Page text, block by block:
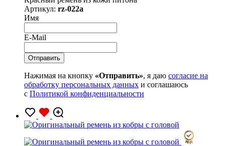
Артикул: rz-022a
Имя
E-Mail
Нажимая на кнопку «Отправить», я даю согласие на
обработку персональных данных и соглашаюсь
с Политикой конфиденциальности